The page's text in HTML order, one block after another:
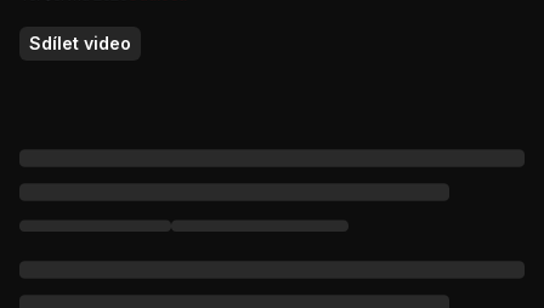
Sdílet video